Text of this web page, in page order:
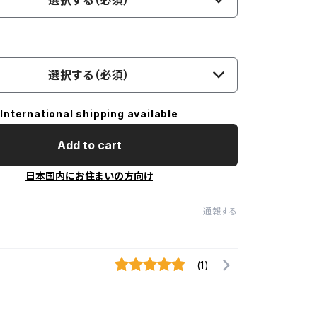
選択する（必須）
International shipping available
Add to cart
日本国内にお住まいの方向け
通報する
(1)